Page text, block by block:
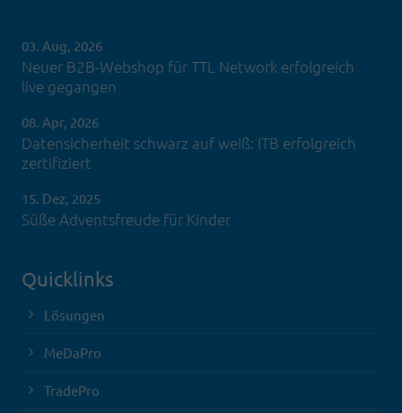
03. Aug, 2026
Neuer B2B-Webshop für TTL Network erfolgreich
live gegangen
08. Apr, 2026
Datensicherheit schwarz auf weiß: ITB erfolgreich
zertifiziert
15. Dez, 2025
Süße Adventsfreude für Kinder
Quicklinks
Lösungen
MeDaPro
TradePro